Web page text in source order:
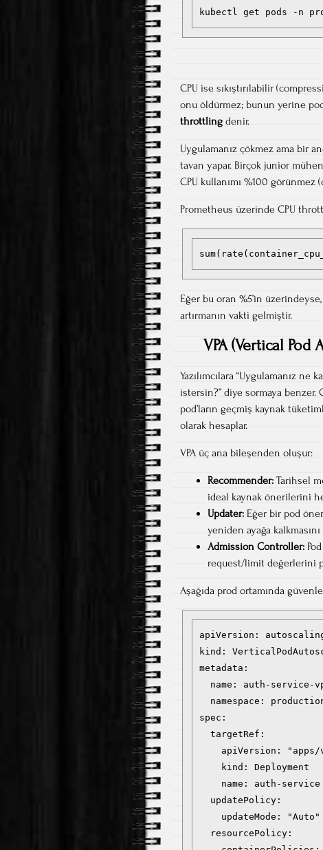
kubectl get pods -n
CPU ise sıkıştırılabilir
onu öldürmez; bunun yerine
throttling denir.
Uygulamanız çökmez ama bir
tavan yapar. Birçok junior
CPU kullanımı %100 görünmez
Prometheus üzerinde CPU
Eğer bu oran %5’in
artırmanın vakti gelmiştir.
VPA (Vertical
Yazılımcılara “Uygulamanız
istersin?” diye sormaya benzer.
pod’ların geçmiş kaynak
olarak hesaplar.
VPA üç ana bileşenden oluşur:
Recommender: Tarihsel
ideal kaynak önerilerini
Updater: Eğer bir pod
yeniden ayağa
Admission Controller:
request/limit değerlerini
Aşağıda prod ortamında
apiVersion:
kind:
metadata:
name: auth-service-
namespace:
spec:
  targetRef:
apiVersion: "apps/
    kind: Deployment
    name: auth-service
  updatePolicy:
updateMode:
  resourcePolicy: